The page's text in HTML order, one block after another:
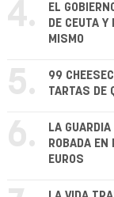
4.
EL
DE CEUTA
MISMO
5.
99
TARTAS DE
6.
LA
ROBADA
EUROS